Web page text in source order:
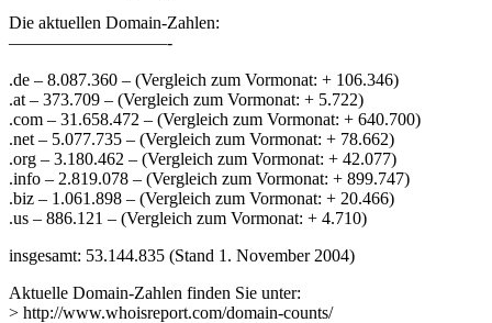
Die aktuellen Domain-Zahlen:
—————————-
.de – 8.087.360 – (Vergleich zum Vormonat: + 106.346)
.at – 373.709 – (Vergleich zum Vormonat: + 5.722)
.com – 31.658.472 – (Vergleich zum Vormonat: + 640.700)
.net – 5.077.735 – (Vergleich zum Vormonat: + 78.662)
.org – 3.180.462 – (Vergleich zum Vormonat: + 42.077)
.info – 2.819.078 – (Vergleich zum Vormonat: + 899.747)
.biz – 1.061.898 – (Vergleich zum Vormonat: + 20.466)
.us – 886.121 – (Vergleich zum Vormonat: + 4.710)
insgesamt: 53.144.835 (Stand 1. November 2004)
Aktuelle Domain-Zahlen finden Sie unter:
> http://www.whoisreport.com/domain-counts/